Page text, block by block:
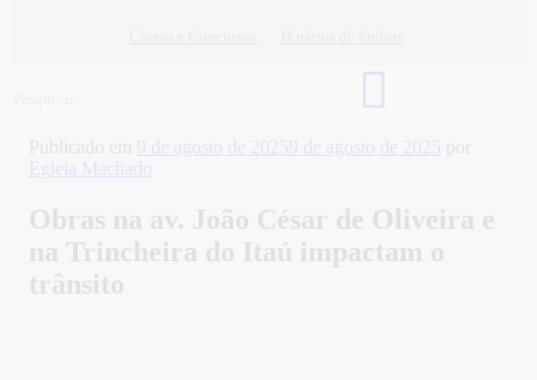
Publicado em 9 de agosto de 20259 de agosto de 2025 por
Egleia Machado
Obras na av. João César de Oliveira e
na Trincheira do Itaú impactam o
trânsito